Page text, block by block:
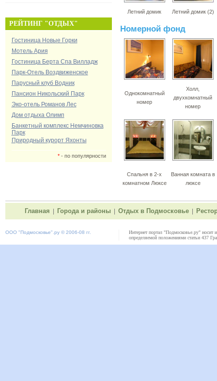
РЕЙТИНГ "ОТДЫХ"
Гостиница Новые Горки
Мотель Ария
Гостиница Берта Спа Вилладж
Парк-Отель Воздвиженское
Парусный клуб Водник
Пансион Никольский Парк
Эко-отель Романов Лес
Дом отдыха Олимп
Банкетный комплекс Немчиновка
Парк
Природный курорт Яхонты
*- по популярности
Летний домик Летний домик (2)
Номерной фонд
Однокомнатный
номер
Холл,
двухкомнатный
номер
Спальня в 2-х
комнатном Люксе
Ванная комната в
люксе
Главная Города и районы Отдых в Подмосковье
ООО "Подмосковье" .ру © 2006-08 гг.
Интернет портал "Подмосковье.ру" носит
определяемой положениями статьи 437